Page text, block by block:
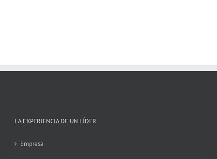
LA EXPERIENCIA DE UN LÍDER
Empresa